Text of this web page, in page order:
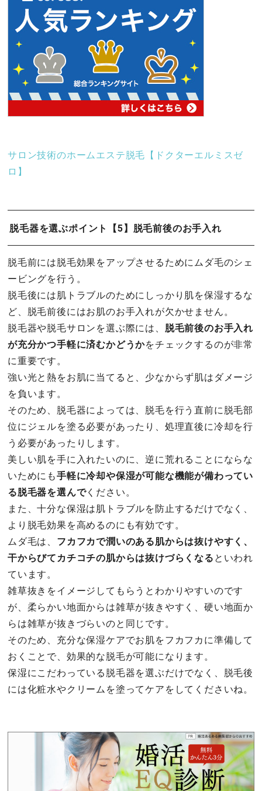
サロン技術のホームエステ脱毛【ドクターエルミスゼ
ロ】
脱毛器を選ぶポイント【5】脱毛前後のお手入れ
脱毛前には脱毛効果をアップさせるためにムダ毛のシェ
ービングを行う。
脱毛後には肌トラブルのためにしっかり肌を保湿するな
ど、脱毛前後にはお肌のお手入れが欠かせません。
脱毛器や脱毛サロンを選ぶ際には、 脱毛前後のお手入れ
が充分かつ手軽に済むかどうかをチェックするのが非常
に重要です。
強い光と熱をお肌に当てると、少なからず肌はダメージ
を負います。
そのため、脱毛器によっては、脱毛を行う直前に脱毛部
位にジェルを塗る必要があったり、処理直後に冷却を行
う必要があったりします。
美しい肌を手に入れたいのに、逆に荒れることにならな
いためにも手軽に冷却や保湿が可能な機能が備わってい
る脱毛器を選んでください。
また、十分な保湿は肌トラブルを防止するだけでなく、
より脱毛効果を高めるのにも有効です。
ムダ毛は、 フカフカで潤いのある肌からは抜けやすく、
干からびてカチコチの肌からは抜けづらくなる といわれ
ています。
雑草抜きをイメージしてもらうとわかりやすいのです
が、柔らかい地面からは雑草が抜きやすく、硬い地面か
らは雑草が抜きづらいのと同じです。
そのため、充分な保湿ケアでお肌をフカフカに準備して
おくことで、効果的な脱毛が可能になります。
保湿にこだわっている脱毛器を選ぶだけでなく、脱毛後
には化粧水やクリームを塗ってケアをしてくださいね。